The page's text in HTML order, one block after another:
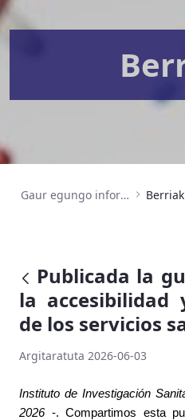
Gaur egungo informazioa Berriak
Publicada la
la accesibilidad
de los servicios
Argitaratuta 2026-06-03
Instituto de Investigación
2026-. Compartimos esta